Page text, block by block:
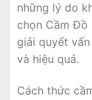
những lý do
chọn Cầm Đồ
giải quyết
và hiệu quả.
Cách thức